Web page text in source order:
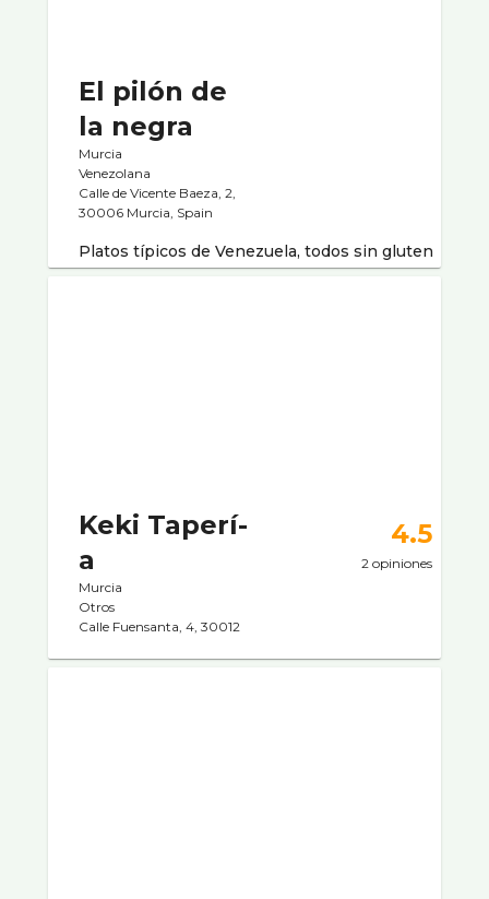
El pilón de
la negra
Murcia
Venezolana
Calle de Vicente Baeza, 2,
30006 Murcia, Spain
Platos típicos de Venezuela, todos sin gluten
Keki Taperí­
a
Murcia
Otros
Calle Fuensanta, 4, 30012
4.5
2 opiniones